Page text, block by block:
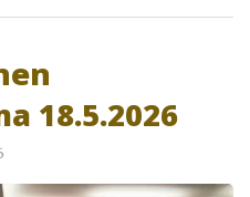
18.5.2026